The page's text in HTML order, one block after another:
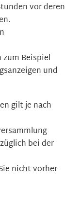
vor deren
Beispiel
und
gilt je nach
bei der
nicht vorher